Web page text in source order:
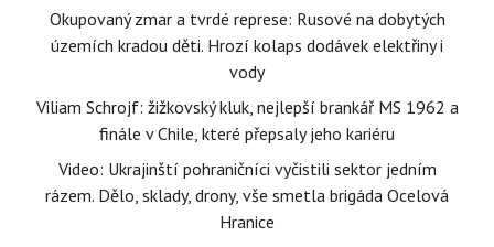
Okupovaný zmar a tvrdé represe: Rusové na dobytých
územích kradou děti. Hrozí kolaps dodávek elektřiny i
vody
Viliam Schrojf: žižkovský kluk, nejlepší brankář MS 1962 a
finále v Chile, které přepsaly jeho kariéru
Video: Ukrajinští pohraničníci vyčistili sektor jedním
rázem. Dělo, sklady, drony, vše smetla brigáda Ocelová
Hranice